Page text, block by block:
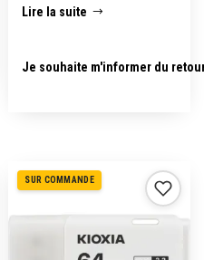
Lire la suite
Je souhaite m'informer du
SUR COMMANDE